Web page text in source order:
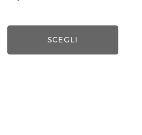
SCEGLI
del
prodotto